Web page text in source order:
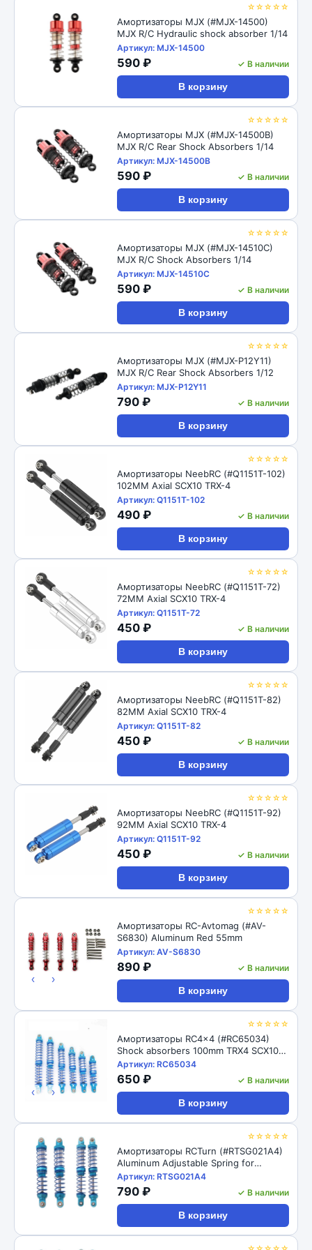
☆☆☆☆☆
Амортизаторы MJX (#MJX-14500)
MJX R/C Hydraulic shock absorber 1/14
Артикул: MJX-14500
590 ₽ ✓ В наличии
В корзину
☆☆☆☆☆
Амортизаторы MJX (#MJX-14500B)
MJX R/C Rear Shock Absorbers 1/14
Артикул: MJX-14500B
590 ₽ ✓ В наличии
В корзину
☆☆☆☆☆
Амортизаторы MJX (#MJX-14510C)
MJX R/C Shock Absorbers 1/14
Артикул: MJX-14510C
590 ₽ ✓ В наличии
В корзину
☆☆☆☆☆
Амортизаторы MJX (#MJX-P12Y11)
MJX R/C Rear Shock Absorbers 1/12
Артикул: MJX-P12Y11
790 ₽ ✓ В наличии
В корзину
☆☆☆☆☆
Амортизаторы NeebRC (#Q1151T-102)
102MM Axial SCX10 TRX-4
Артикул: Q1151T-102
490 ₽ ✓ В наличии
В корзину
☆☆☆☆☆
Амортизаторы NeebRC (#Q1151T-72)
72MM Axial SCX10 TRX-4
Артикул: Q1151T-72
450 ₽ ✓ В наличии
В корзину
☆☆☆☆☆
Амортизаторы NeebRC (#Q1151T-82)
82MM Axial SCX10 TRX-4
Артикул: Q1151T-82
450 ₽ ✓ В наличии
В корзину
☆☆☆☆☆
Амортизаторы NeebRC (#Q1151T-92)
92MM Axial SCX10 TRX-4
Артикул: Q1151T-92
450 ₽ ✓ В наличии
В корзину
☆☆☆☆☆
‹ ›
Амортизаторы RC-Avtomag (#AV-
S6830) Aluminum Red 55mm
Артикул: AV-S6830
890 ₽ ✓ В наличии
В корзину
☆☆☆☆☆
‹ ›
Амортизаторы RC4x4 (#RC65034)
Shock absorbers 100mm TRX4 SCX10
D90 1/10
Артикул: RC65034
650 ₽ ✓ В наличии
В корзину
☆☆☆☆☆
Амортизаторы RCTurn (#RTSG021A4)
Aluminum Adjustable Spring for
Crawler - Black 1pair/set(2pcs)
100x15mm
Артикул: RTSG021A4
790 ₽ ✓ В наличии
В корзину